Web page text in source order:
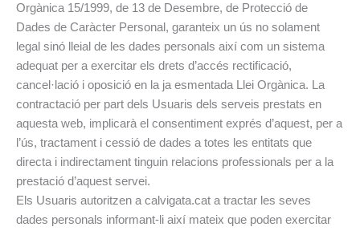
Orgànica 15/1999, de 13 de Desembre, de Protecció de
Dades de Caràcter Personal, garanteix un ús no solament
legal sinó lleial de les dades personals així com un sistema
adequat per a exercitar els drets d’accés rectificació,
cancel·lació i oposició en la ja esmentada Llei Orgànica. La
contractació per part dels Usuaris dels serveis prestats en
aquesta web, implicarà el consentiment exprés d’aquest, per a
l’ús, tractament i cessió de dades a totes les entitats que
directa i indirectament tinguin relacions professionals per a la
prestació d’aquest servei.
Els Usuaris autoritzen a calvigata.cat a tractar les seves
dades personals informant-li així mateix que poden exercitar